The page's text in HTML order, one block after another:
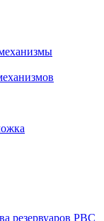
резервуаров РВС